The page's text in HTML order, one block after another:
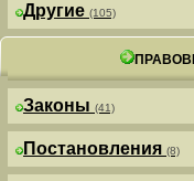
Другие (105)
Законы (41)
Постановления (8)